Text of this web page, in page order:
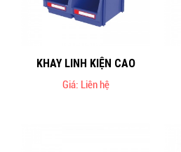
KHAY LINH KIỆN CAO
Giá: Liên hệ